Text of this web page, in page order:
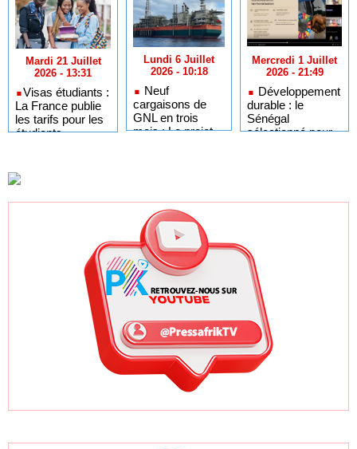
Mardi 21 Juillet
2026 - 13:31
​Visas étudiants :
La France publie
les tarifs pour les
étudiants
africains
Lundi 6 Juillet
2026 - 10:18
Neuf
cargaisons de
GNL en trois
mois : Le projet
Mercredi 1 Juillet
2026 - 21:49
Développement
durable : le
Sénégal
sélectionné pour
ODD